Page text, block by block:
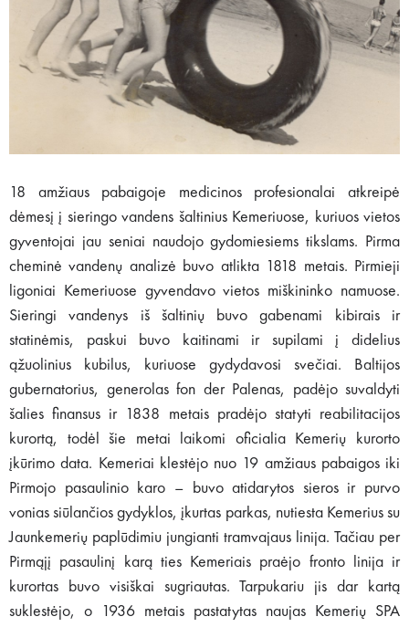
18 amžiaus pabaigoje medicinos profesionalai atkreipė
dėmesį į sieringo vandens šaltinius Kemeriuose, kuriuos vietos
gyventojai jau seniai naudojo gydomiesiems tikslams. Pirma
cheminė vandenų analizė buvo atlikta 1818 metais. Pirmieji
ligoniai Kemeriuose gyvendavo vietos miškininko namuose.
Sieringi vandenys iš šaltinių buvo gabenami kibirais ir
statinėmis, paskui buvo kaitinami ir supilami į didelius
ąžuolinius kubilus, kuriuose gydydavosi svečiai. Baltijos
gubernatorius, generolas fon der Palenas, padėjo suvaldyti
šalies finansus ir 1838 metais pradėjo statyti reabilitacijos
kurortą, todėl šie metai laikomi oficialia Kemerių kurorto
įkūrimo data. Kemeriai klestėjo nuo 19 amžiaus pabaigos iki
Pirmojo pasaulinio karo – buvo atidarytos sieros ir purvo
vonias siūlančios gydyklos, įkurtas parkas, nutiesta Kemerius su
Jaunkemerių paplūdimiu jungianti tramvajaus linija. Tačiau per
Pirmąjį pasaulinį karą ties Kemeriais praėjo fronto linija ir
kurortas buvo visiškai sugriautas. Tarpukariu jis dar kartą
suklestėjo, o 1936 metais pastatytas naujas Kemerių SPA